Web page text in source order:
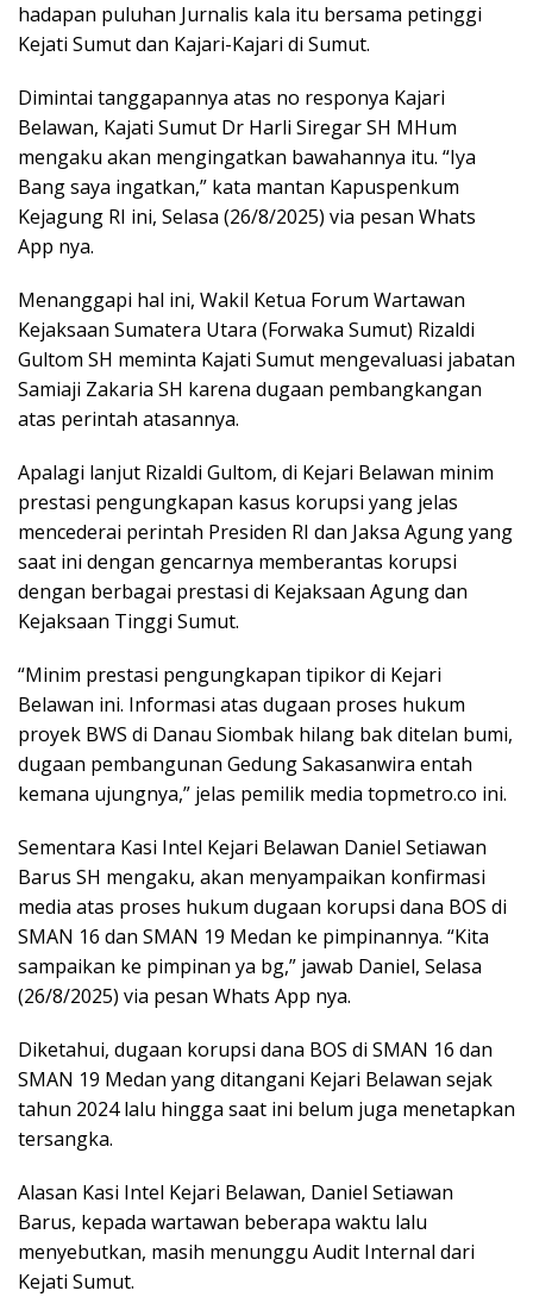
hadapan puluhan Jurnalis kala itu bersama petinggi
Kejati Sumut dan Kajari-Kajari di Sumut.
Dimintai tanggapannya atas no responya Kajari
Belawan, Kajati Sumut Dr Harli Siregar SH MHum
mengaku akan mengingatkan bawahannya itu. “Iya
Bang saya ingatkan,” kata mantan Kapuspenkum
Kejagung RI ini, Selasa (26/8/2025) via pesan Whats
App nya.
Menanggapi hal ini, Wakil Ketua Forum Wartawan
Kejaksaan Sumatera Utara (Forwaka Sumut) Rizaldi
Gultom SH meminta Kajati Sumut mengevaluasi jabatan
Samiaji Zakaria SH karena dugaan pembangkangan
atas perintah atasannya.
Apalagi lanjut Rizaldi Gultom, di Kejari Belawan minim
prestasi pengungkapan kasus korupsi yang jelas
mencederai perintah Presiden RI dan Jaksa Agung yang
saat ini dengan gencarnya memberantas korupsi
dengan berbagai prestasi di Kejaksaan Agung dan
Kejaksaan Tinggi Sumut.
“Minim prestasi pengungkapan tipikor di Kejari
Belawan ini. Informasi atas dugaan proses hukum
proyek BWS di Danau Siombak hilang bak ditelan bumi,
dugaan pembangunan Gedung Sakasanwira entah
kemana ujungnya,” jelas pemilik media topmetro.co ini.
Sementara Kasi Intel Kejari Belawan Daniel Setiawan
Barus SH mengaku, akan menyampaikan konfirmasi
media atas proses hukum dugaan korupsi dana BOS di
SMAN 16 dan SMAN 19 Medan ke pimpinannya. “Kita
sampaikan ke pimpinan ya bg,” jawab Daniel, Selasa
(26/8/2025) via pesan Whats App nya.
Diketahui, dugaan korupsi dana BOS di SMAN 16 dan
SMAN 19 Medan yang ditangani Kejari Belawan sejak
tahun 2024 lalu hingga saat ini belum juga menetapkan
tersangka.
Alasan Kasi Intel Kejari Belawan, Daniel Setiawan
Barus, kepada wartawan beberapa waktu lalu
menyebutkan, masih menunggu Audit Internal dari
Kejati Sumut.